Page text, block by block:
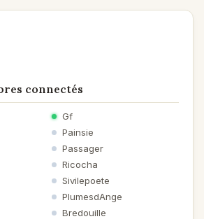
connectés
Gf
Painsie
Passager
Ricocha
Sivilepoete
PlumesdAnge
Bredouille